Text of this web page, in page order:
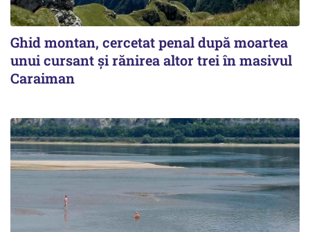
Ghid montan, cercetat penal după moartea
unui cursant și rănirea altor trei în masivul
Caraiman